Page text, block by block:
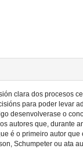
clara dos procesos
para poder levar
desenvolverase o
autores que, durante
é o primeiro autor
Schumpeter ou ata